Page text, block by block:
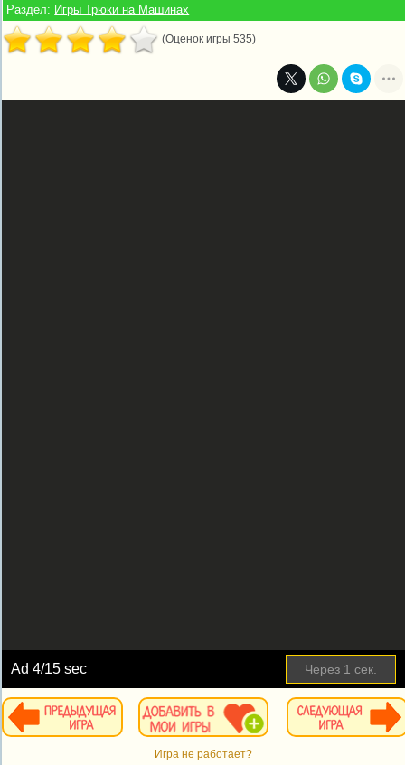
Раздел: Игры Трюки на Машинах
(Оценок игры 535)
Ad4/15 sec Через 1 сек.
Игра не работает?